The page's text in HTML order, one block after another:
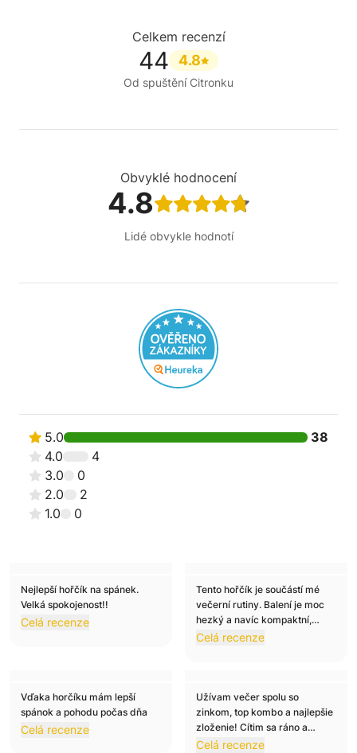
Celkem recenzí
44 4.8
Od spuštění Citronku
Obvyklé hodnocení
4.8
Lidé obvykle hodnotí
5.0
38
4.0
4
3.0
0
2.0
2
1.0
0
Ověřeno
Karolina B.
5
Nejlepší hořčík na spánek.
Velká spokojenost!!
Celá recenze
Ověřeno
Lukas K.
5
Tento hořčík je součástí mé
večerní rutiny. Balení je moc
hezký a navíc kompaktní,
takže skvělé i na cestování.
Celá recenze
Ověřeno
Šimon S.
5
Vďaka horčíku mám lepší
spánok a pohodu počas dňa
Celá recenze
Ověřeno
Viktória N.
5
Užívam večer spolu so
zinkom, top kombo a najlepšie
zloženie! Cítim sa ráno a
počas dňa menej unavená,
Celá recenze